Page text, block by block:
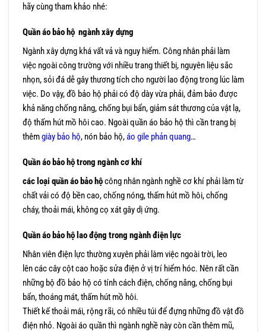
hãy cùng tham khảo nhé:
Quần áo bảo hộ ngành xây dựng
Ngành xây dựng khá vất vả và nguy hiểm. Công nhân phải làm
việc ngoài công trường với nhiều trang thiết bị, nguyên liệu sắc
nhọn, sỏi đá dễ gây thương tích cho người lao động trong lúc làm
việc. Do vậy, đồ bảo hộ phải có độ dày vừa phải, đảm bảo được
khả năng chống nắng, chống bụi bẩn, giảm sát thương của vật lạ,
độ thấm hút mồ hôi cao. Ngoài quần áo bảo hộ thì cần trang bị
thêmgiày bảo hộ, nón bảo hộ,áo gile phản quang…
Quần áo bảo hộ trong ngành cơ khí
các loại quần áo bảo hộcông nhân ngành nghề cơ khí phải làm từ
chất vải có độ bền cao, chống nóng, thấm hút mồ hôi, chống
cháy, thoải mái, không cọ xát gây dị ứng.
Quần áo bảo hộ lao động trong ngành điện lực
Nhân viên điện lực thường xuyên phải làm việc ngoài trời, leo
lên các cây cột cao hoặc sửa điện ở vị trí hiểm hóc. Nên rất cần
những bộ đồ bảo hộ có tính cách điện, chống nắng, chống bụi
bẩn, thoáng mát, thấm hút mồ hôi.
Thiết kế thoải mái, rộng rãi, có nhiều túi để đựng những đồ vật đồ
điện nhỏ. Ngoài áo quần thì ngành nghề này còn cần thêm mũ,